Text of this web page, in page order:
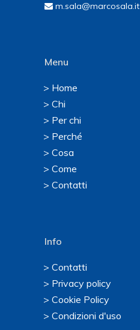
m.sala@marcosala.it
Menu
> Home
> Chi
> Per chi
> Perché
> Cosa
> Come
> Contatti
Info
> Contatti
> Privacy policy
> Cookie Policy
> Condizioni d'uso